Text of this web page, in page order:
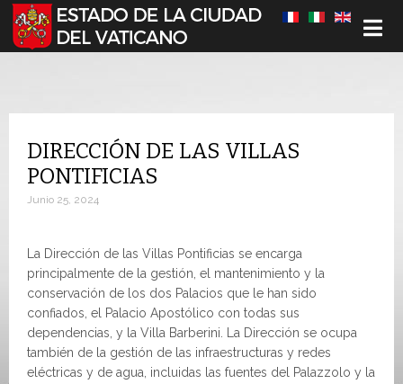
Seleccione su idioma
DIRECCIÓN DE LAS VILLAS
PONTIFICIAS
Junio 25, 2024
La Dirección de las Villas Pontificias se encarga
principalmente de la gestión, el mantenimiento y la
conservación de los dos Palacios que le han sido
confiados, el Palacio Apostólico con todas sus
dependencias, y la Villa Barberini. La Dirección se ocupa
también de la gestión de las infraestructuras y redes
eléctricas y de agua, incluidas las fuentes del Palazzolo y la